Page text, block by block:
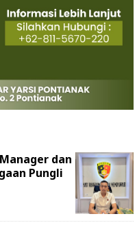
dan
Pungli